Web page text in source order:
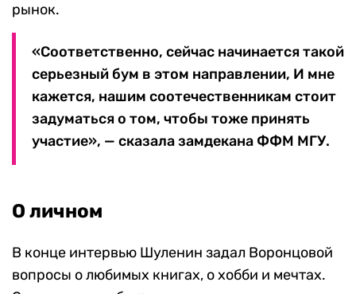
рынок.
«Соответственно, сейчас начинается такой
серьезный бум в этом направлении, И мне
кажется, нашим соотечественникам стоит
задуматься о том, чтобы тоже принять
участие», — сказала замдекана ФФМ МГУ.
О личном
В конце интервью Шуленин задал Воронцовой
вопросы о любимых книгах, о хобби и мечтах.